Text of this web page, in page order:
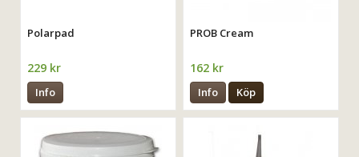
Polarpad
229 kr
Info
PROB Cream
162 kr
Info Köp